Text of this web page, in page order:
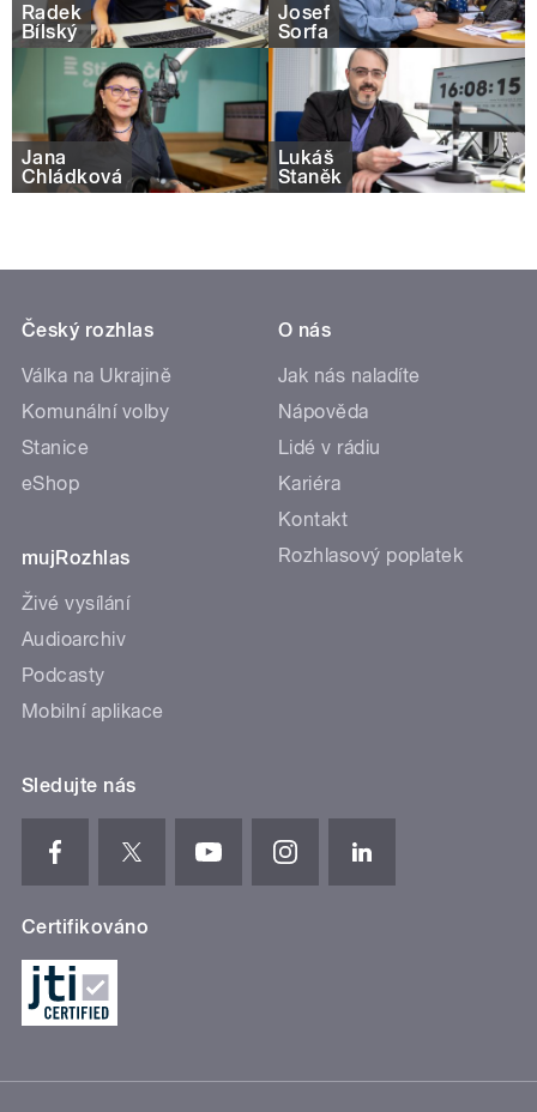
Radek
Bílský
Josef
Šorfa
Jana
Chládková
Lukáš
Staněk
Český rozhlas
Válka na Ukrajině
Komunální volby
Stanice
eShop
mujRozhlas
Živé vysílání
Audioarchiv
Podcasty
Mobilní aplikace
O nás
Jak nás naladíte
Nápověda
Lidé v rádiu
Kariéra
Kontakt
Rozhlasový poplatek
Sledujte nás
Certifikováno